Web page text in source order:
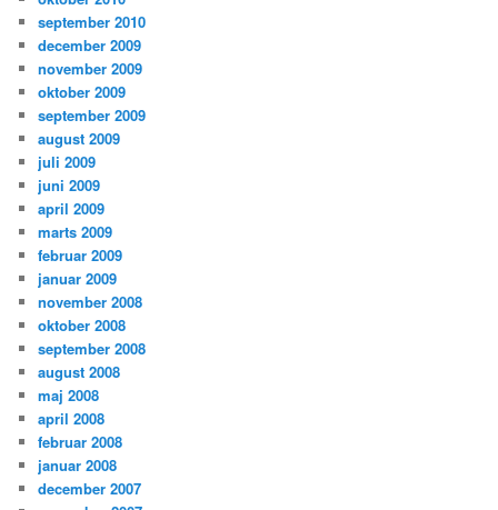
september 2010
december 2009
november 2009
oktober 2009
september 2009
august 2009
juli 2009
juni 2009
april 2009
marts 2009
februar 2009
januar 2009
november 2008
oktober 2008
september 2008
august 2008
maj 2008
april 2008
februar 2008
januar 2008
december 2007